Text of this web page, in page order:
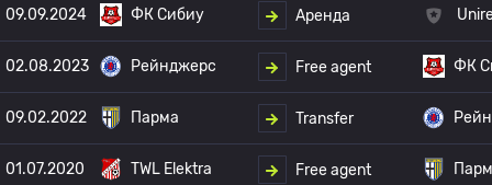
09.09.2024 ФК Сибиу Аренда
02.08.2023 Рейнджерс Free agent ФК
09.02.2022 Парма Transfer
01.07.2020 TWL Elektra Free agent